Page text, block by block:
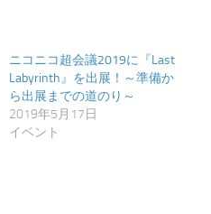
ニコニコ超会議2019に『Last
Labyrinth』を出展！～準備か
ら出展までの道のり～
2019年5月17日
イベント